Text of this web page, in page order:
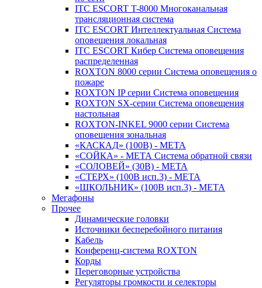
ITC ESCORT T-8000 Многоканальная
трансляционная система
ITC ESCORT Интеллектуальная Система
оповещения локальная
ITC ESCORT Кибер Система оповещения
распределенная
ROXTON 8000 серии Система оповещения о
пожаре
ROXTON IP серии Система оповещения
ROXTON SX-серии Система оповещения
настольная
ROXTON-INKEL 9000 серии Система
оповещения зональная
«КАСКАД» (100В) - МЕТА
«СОЙКА» - МЕТА Система обратной связи
«СОЛОВЕЙ» (30В) - МЕТА
«СТЕРХ» (100В исп.3) - МЕТА
«ШКОЛЬНИК» (100В исп.3) - МЕТА
Мегафоны
Прочее
Динамические головки
Источники бесперебойного питания
Кабель
Конференц-система ROXTON
Корды
Переговорные устройства
Регуляторы громкости и селекторы